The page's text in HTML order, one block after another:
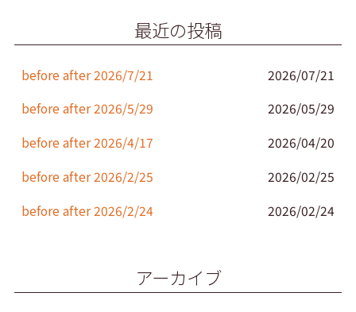
o
k
最近の投稿
before after 2026/7/21
2026/07/21
before after 2026/5/29
2026/05/29
before after 2026/4/17
2026/04/20
before after 2026/2/25
2026/02/25
before after 2026/2/24
2026/02/24
アーカイブ